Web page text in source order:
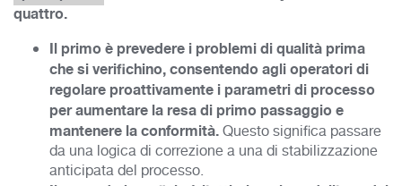
quattro.
Il primo è prevedere i problemi di qualità prima
che si verifichino, consentendo agli operatori di
regolare proattivamente i parametri di processo
per aumentare la resa di primo passaggio e
mantenere la conformità.Questo significa passare
da una logica di correzione a una di stabilizzazione
anticipata del processo.